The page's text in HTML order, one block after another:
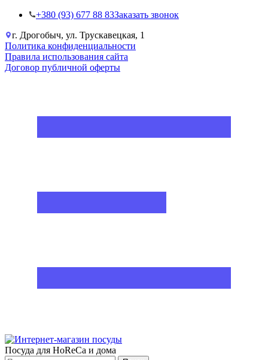
+38‎0 (93) 677 88 83Заказать звонок
г. Дрогобыч, ул. Трускавецкая, 1
Политика конфиденциальности
Правила использования сайта
Договор публичной оферты
Посуда для HoReCa и дома